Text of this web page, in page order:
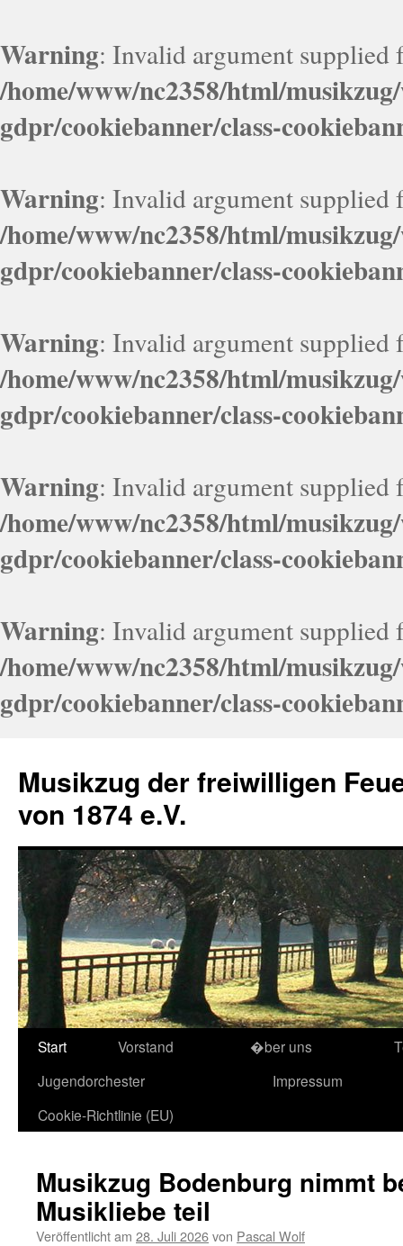
Warning: Invalid argument supplied
/home/www/nc2358/html/
gdpr/cookiebanner/class-
Warning: Invalid argument supplied
/home/www/nc2358/html/
gdpr/cookiebanner/class-
Warning: Invalid argument supplied
/home/www/nc2358/html/
gdpr/cookiebanner/class-
Warning: Invalid argument supplied
/home/www/nc2358/html/
gdpr/cookiebanner/class-
Warning: Invalid argument supplied
/home/www/nc2358/html/
gdpr/cookiebanner/class-
springen
Musikzug der freiwilligen
von 1874 e.V.
Start Vorstand �ber uns
Jugendorchester
Impressum
Cookie-Richtlinie (EU)
Musikzug Bodenburg nimmt
Musikliebe teil
Veröffentlicht am 28. Juli 2026von Pascal Wolf